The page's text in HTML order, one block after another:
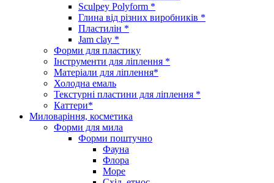
Sculpey Polyform *
Глина від різних виробників *
Пластилін *
Jam clay *
Форми для пластику
Інструменти для ліплення *
Матеріали для ліплення*
Холодна емаль
Текстурні пластини для ліплення *
Каттери*
Миловаріння, косметика
Форми для мила
Форми поштучно
Фауна
Флора
Море